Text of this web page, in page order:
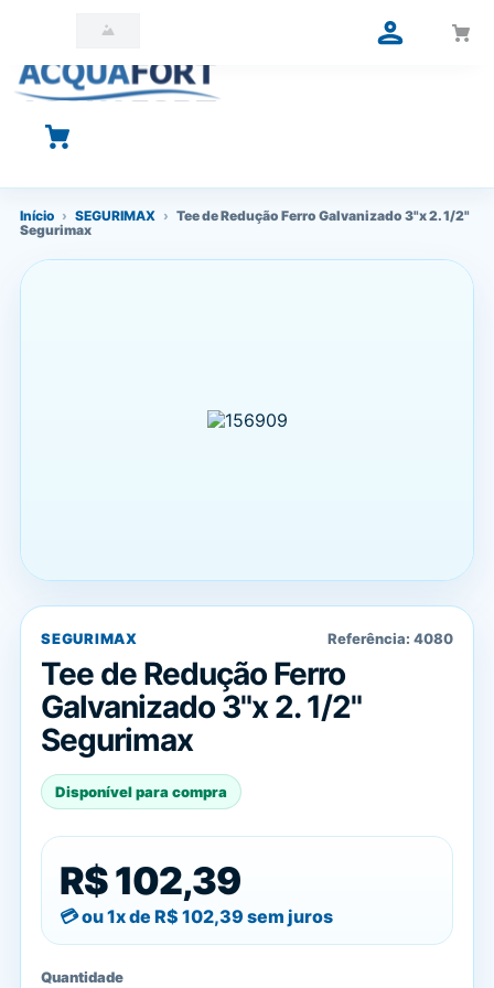
O que você está procurando?
Início › SEGURIMAX › Tee de Redução Ferro Galvanizado 3"x 2. 1/2"
Segurimax
SEGURIMAX Referência: 4080
Tee de Redução Ferro
Galvanizado 3"x 2. 1/2"
Segurimax
Disponível para compra
R$ 102,39
ou 1x de R$ 102,39 sem juros
Quantidade